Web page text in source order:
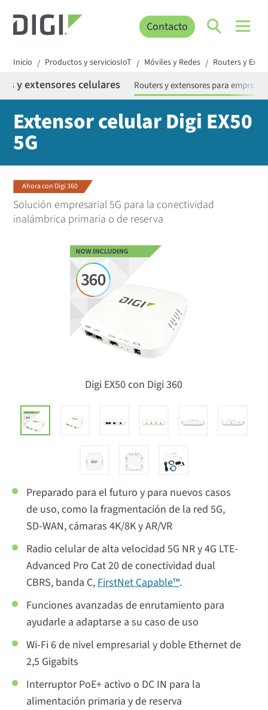
Contacto
Inicio / Productos y serviciosIoT / Móviles y Redes / Routers y
y extensores celulares Routers y extensores para empresas
Extensor celular Digi EX50
5G
Ahora con Digi 360
Solución empresarial 5G para la conectividad
inalámbrica primaria o de reserva
Digi EX50 con Digi 360
Preparado para el futuro y para nuevos casos
de uso, como la fragmentación de la red 5G,
SD-WAN, cámaras 4K/8K y AR/VR
Radio celular de alta velocidad 5G NR y 4G LTE-
Advanced Pro Cat 20 de conectividad dual
CBRS, banda C,FirstNet Capable™.
Funciones avanzadas de enrutamiento para
ayudarle a adaptarse a su caso de uso
Wi-Fi 6 de nivel empresarial y doble Ethernet de
2,5 Gigabits
Interruptor PoE+ activo o DC IN para la
alimentación primaria y de reserva